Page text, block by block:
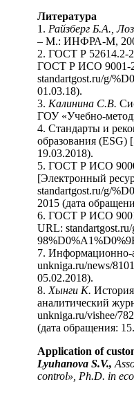
Литература
1. Райзберг Б.А.,
– М.: ИНФРА-М,
2. ГОСТ Р 52614.2-
ГОСТ Р ИСО 9001-
standartgost.ru/g/
01.03.18).
3. Калинина С.В.
ГОУ «Учебно-
4. Стандарты и
образования (ESG)
19.03.2018).
5. ГОСТ Р ИСО
[Электронный
standartgost.ru/g/
2015 (дата
6. ГОСТ Р ИСО
URL:
7. Информационно-
unkniga.ru/news/
05.02.2018).
8.Хынги К.
аналитический
unkniga.ru/vishee/
(дата обращения:
Application of
Lyuhanova S.V.,
control», Ph.D. in е